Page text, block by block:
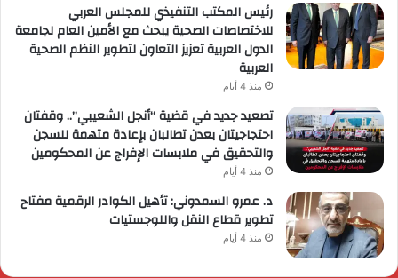
رئيس المكتب التنفيذي للمجلس العربي
للاختصاصات الصحية يبحث مع الأمين العام لجامعة
الدول العربية تعزيز التعاون لتطوير النظم الصحية
العربية
منذ 4 أيام
تصعيد جديد في قضية “أنجل الشعيبي”.. وقفتان
احتجاجيتان بعدن تطالبان بإعادة متهمة للسجن
والتحقيق في ملابسات الإفراج عن المحكومين
منذ 4 أيام
د. عمرو السمدوني: تأهيل الكوادر الرقمية مفتاح
تطوير قطاع النقل واللوجستيات
منذ 4 أيام